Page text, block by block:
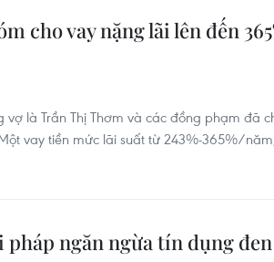
cho vay nặng lãi lên đến
là Trần Thị Thơm và các đồng phạm đã
vay tiền mức lãi suất từ 243%-365%/
ngăn ngừa tín dụng đen